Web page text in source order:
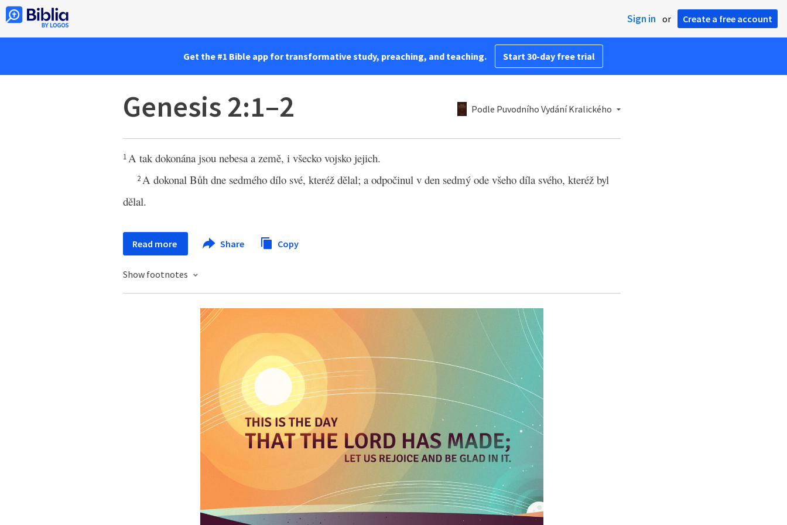
Sign in or Create a free account
Get the #1 Bible app for transformative study, preaching, and teaching. Start 30-day free trial
Genesis 2:1–2 Podle Puvodního Vydání Kralického
1A tak dokonána jsou nebesa a země, i všecko vojsko jejich.
2A dokonal Bůh dne sedmého dílo své, kteréž dělal; a odpočinul v den sedmý ode všeho díla svého, kteréž byl
dělal.
Read more Share Copy
Show footnotes